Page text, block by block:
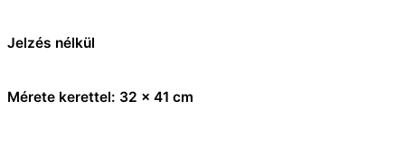
Jelzés nélkül
Mérete kerettel: 32 x 41 cm